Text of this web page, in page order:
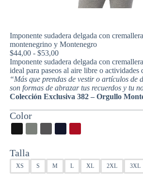
Imponente sudadera delgada con cremallera
montenegrino y Montenegro
$44,00 - $53,00Rango
de
precios:
desde
$44,00
hasta
Imponente sudadera delgada con
ideal para paseos al aire libre o actividades
“Más que prendas de vestir o artículos de
son formas de abrazar tus recuerdos y tu
Colección Exclusiva 382 – Orgullo
Color
Talla
XS S M L XL 2XL 3XL